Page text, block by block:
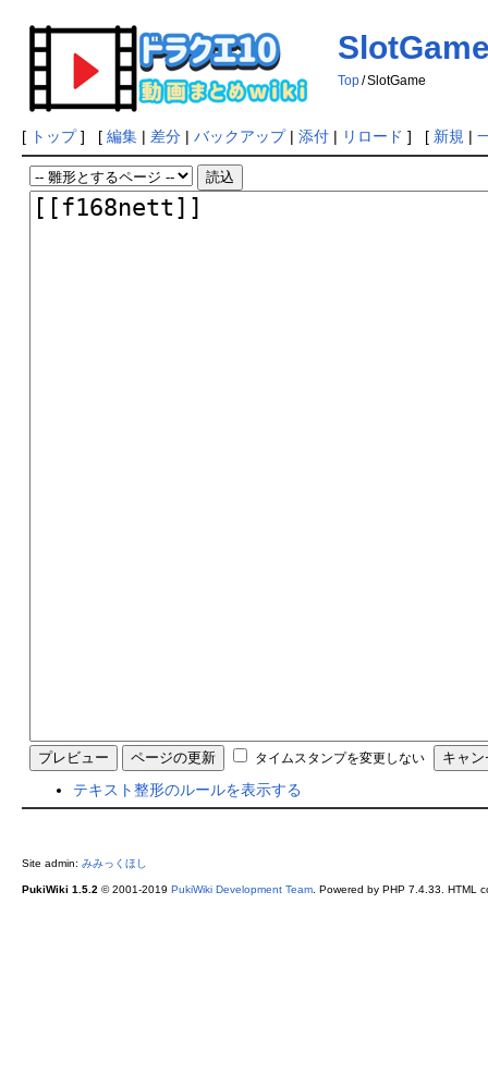
Top /SlotGame
[ トップ] [ 編集| 差分| バックアップ| 添付| リロード ] [ 新規 |
タイムスタンプを変更しない
テキスト整形のルールを表示する
Site admin: みみっくほし
PukiWiki 1.5.2 © 2001-2019 PukiWiki Development Team. Powered by PHP 7.4.33. HTML